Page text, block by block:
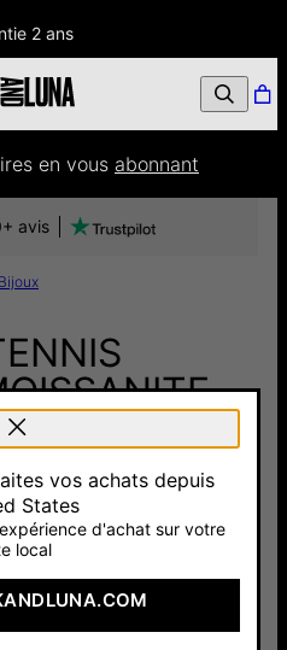
2 ans
en vous abonnant
avis
vos achats depuis
States
d'achat sur votre
local